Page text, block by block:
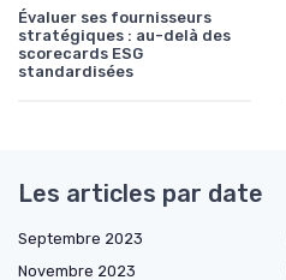
Évaluer ses fournisseurs
stratégiques : au-delà des
scorecards ESG
standardisées
Les articles par date
Septembre 2023
Novembre 2023